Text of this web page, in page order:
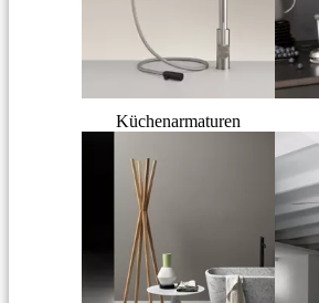
Küchenarmaturen